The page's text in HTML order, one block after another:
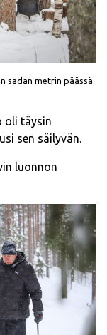
sadan metrin päässä
oli täysin
sen säilyvän.
luonnon